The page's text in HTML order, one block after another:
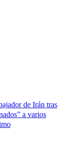
de Irán tras
a varios